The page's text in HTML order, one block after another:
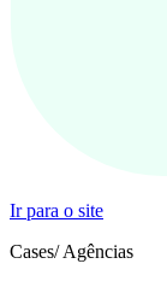
Ir para o site
Cases/Agências